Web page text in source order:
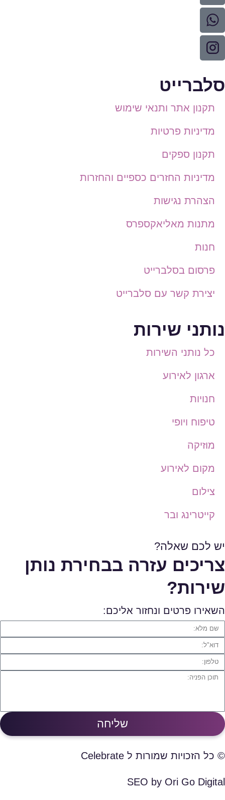
סלברייט
תקנון אתר ותנאי שימוש
מדיניות פרטיות
תקנון ספקים
מדיניות החזרים כספיים והחזרות
הצהרת נגישות
מתנות מאליאקספרס
חנות
פרסום בסלברייט
יצירת קשר עם סלברייט
נותני שירות
כל נותני השירות
ארגון לאירוע
חנויות
טיפוח ויופי
מוזיקה
מקום לאירוע
צילום
קייטרינג ובר
יש לכם שאלה?
צריכים עזרה בבחירת נותן
שירות?
השאירו פרטים ונחזור אליכם:
שליחה
© כל הזכויות שמורות ל Celebrate
SEO by Ori Go Digital